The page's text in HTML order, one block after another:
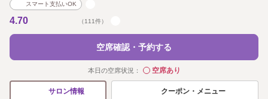
スマート支払いOK
4.70 （111件）
空席確認・予約する
本日の空席状況： ◯空席あり
サロン情報 クーポン・メニュー